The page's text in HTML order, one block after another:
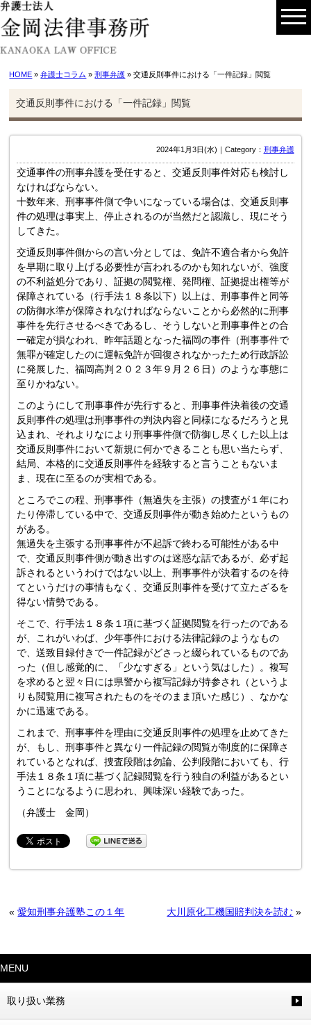
HOME »弁護士コラム »刑事弁護 » 交通反則事件における「一件記録」閲覧
交通反則事件における「一件記録」閲覧
2024年1月3日(水)｜Category： 刑事弁護
交通事件の刑事弁護を受任すると、交通反則事件対応も検討し
なければならない。
十数年来、刑事事件側で争いになっている場合は、交通反則事
件の処理は事実上、停止されるのが当然だと認識し、現にそう
してきた。
交通反則事件側からの言い分としては、免許不適合者から免許
を早期に取り上げる必要性が言われるのかも知れないが、強度
の不利益処分であり、証拠の閲覧権、発問権、証拠提出権等が
保障されている（行手法１８条以下）以上は、刑事事件と同等
の防御水準が保障されなければならないことから必然的に刑事
事件を先行させるべきであるし、そうしないと刑事事件との合
一確定が損なわれ、昨年話題となった福岡の事件（刑事事件で
無罪が確定したのに運転免許が回復されなかったため行政訴訟
に発展した、福岡高判２０２３年９月２６日）のような事態に
至りかねない。
このようにして刑事事件が先行すると、刑事事件決着後の交通
反則事件の処理は刑事事件の判決内容と同様になるだろうと見
込まれ、それよりなにより刑事事件側で防御し尽くした以上は
交通反則事件において新規に何かできることも思い当たらず、
結局、本格的に交通反則事件を経験すると言うこともないま
ま、現在に至るのが実相である。
ところでこの程、刑事事件（無過失を主張）の捜査が１年にわ
たり停滞している中で、交通反則事件が動き始めたというもの
がある。
無過失を主張する刑事事件が不起訴で終わる可能性がある中
で、交通反則事件側が動き出すのは迷惑な話であるが、必ず起
訴されるというわけではない以上、刑事事件が決着するのを待
てというだけの事情もなく、交通反則事件を受けて立たざるを
得ない情勢である。
そこで、行手法１８条１項に基づく証拠閲覧を行ったのである
が、これがいわば、少年事件における法律記録のようなもの
で、送致目録付きで一件記録がどさっと綴られているものであ
った（但し感覚的に、「少なすぎる」という気はした）。複写
を求めると翌々日には県警から複写記録が持参され（というよ
りも閲覧用に複写されたものをそのまま頂いた感じ）、なかな
かに迅速である。
これまで、刑事事件を理由に交通反則事件の処理を止めてきた
が、もし、刑事事件と異なり一件記録の閲覧が制度的に保障さ
れているとなれば、捜査段階は勿論、公判段階においても、行
手法１８条１項に基づく記録閲覧を行う独自の利益があるとい
うことになるように思われ、興味深い経験であった。
（弁護士 金岡）
«愛知刑事弁護塾この１年 大川原化工機国賠判決を読む »
MENU
取り扱い業務